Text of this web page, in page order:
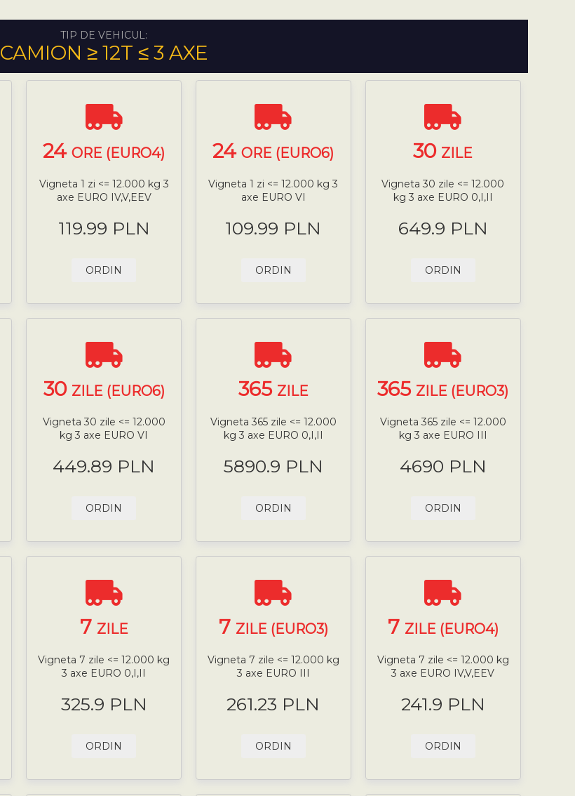
TIP DE VEHICUL:
CAMION ≥ 12T ≤ 3 AXE
24 ORE (EURO4)
Vigneta 1 zi <= 12.000 kg 3
axe EURO IV,V,EEV
119.99 PLN
ORDIN
24ORE (EURO6)
Vigneta 1 zi <= 12.000 kg 3
axe EURO VI
109.99 PLN
ORDIN
30 ZILE
Vigneta 30 zile <= 12.000
kg 3 axe EURO 0,I,II
649.9 PLN
ORDIN
30 ZILE (EURO6)
Vigneta 30 zile <= 12.000
kg 3 axe EURO VI
449.89 PLN
ORDIN
365 ZILE
Vigneta 365 zile <= 12.000
kg 3 axe EURO 0,I,II
5890.9 PLN
ORDIN
365 ZILE (EURO3)
Vigneta 365 zile <= 12.000
kg 3 axe EURO III
4690 PLN
ORDIN
7 ZILE
Vigneta 7 zile <= 12.000 kg
3 axe EURO 0,I,II
325.9 PLN
ORDIN
7 ZILE (EURO3)
Vigneta 7 zile <= 12.000 kg
3 axe EURO III
261.23 PLN
ORDIN
7 ZILE (EURO4)
Vigneta 7 zile <= 12.000 kg
3 axe EURO IV,V,EEV
241.9 PLN
ORDIN